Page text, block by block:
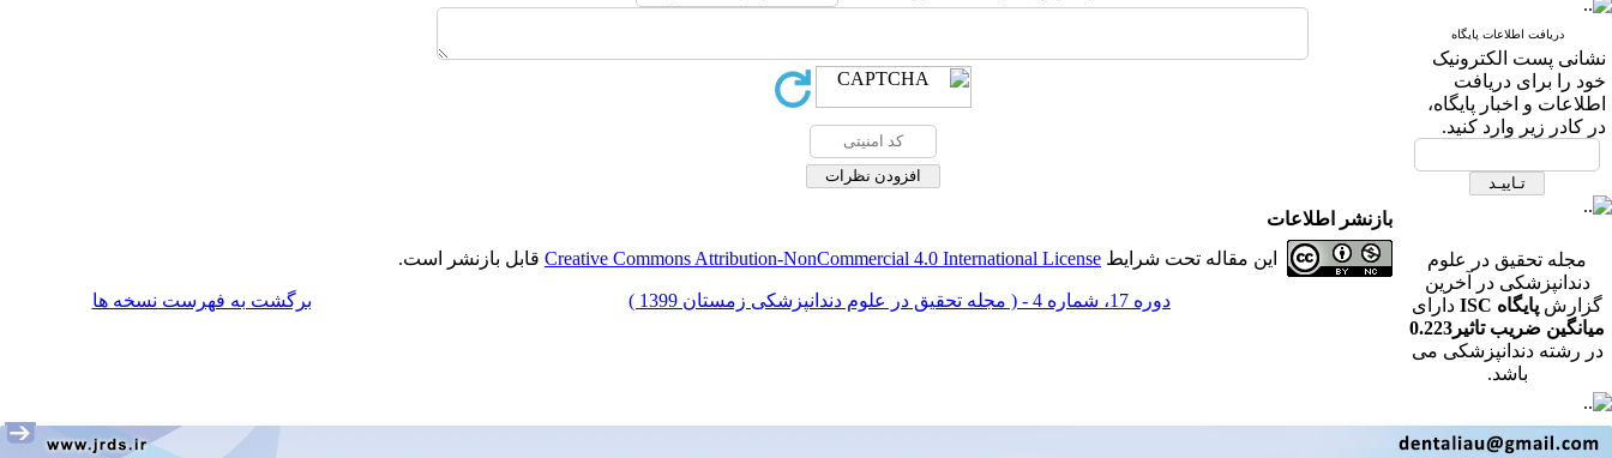
دریافت اطلاعات پایگاه
نشانی پست الکترونیک
خود را برای دریافت
اطلاعات و اخبار پایگاه،
در کادر زیر وارد کنید.
مجله تحقیق در علوم
دندانپزشکی در آخرین
گزارش پایگاه ISC
دارای
میانگین ضریب تاثیر0.223
در رشته دندانپزشکی می
باشد.
بازنشر اطلاعات
این مقاله تحت شرایط Creative Commons Attribution-NonCommercial 4.0 International License قابل بازنشر است.
دوره 17، شماره 4 - ( مجله تحقیق در علوم دندانپزشکی زمستان 1399 ) برگشت به فهرست نسخه ها